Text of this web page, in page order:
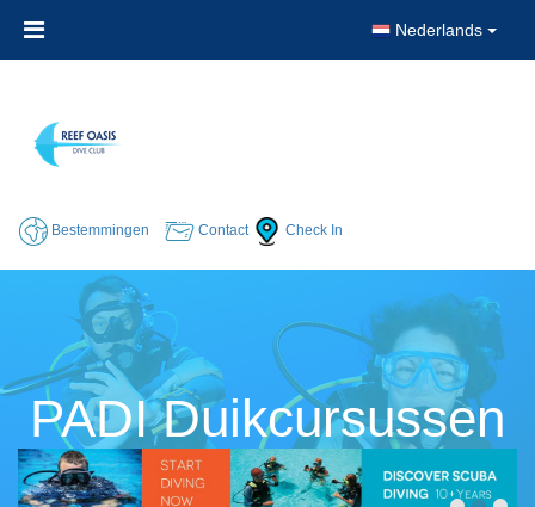
Nederlands
Bestemmingen Contact Check In
PADI Duikcursussen